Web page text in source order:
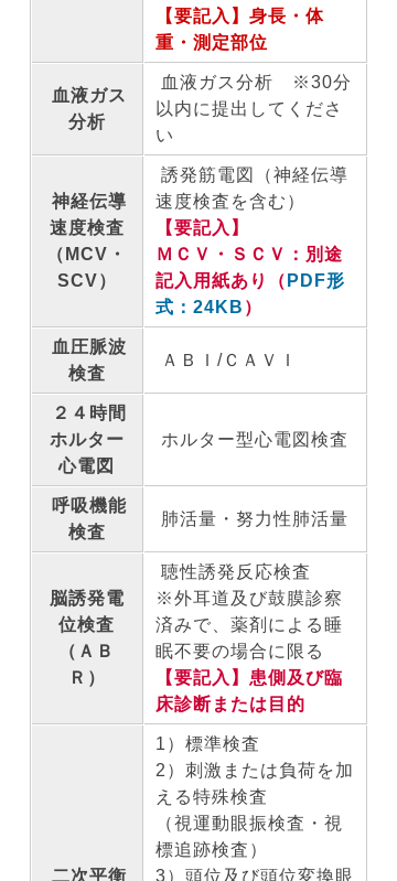
【要記入】身長・体
重・測定部位
血液ガス
分析
血液ガス分析 ※30分
以内に提出してくださ
い
神経伝導
速度検査
（MCV・
SCV）
誘発筋電図（神経伝導
速度検査を含む）
【要記入】
ＭＣＶ・ＳＣＶ：別途
記入用紙あり（ PDF形
式：24KB ）
血圧脈波
検査
ＡＢＩ/ＣＡＶＩ
２４時間
ホルター
心電図
ホルター型心電図検査
呼吸機能
検査
肺活量・努力性肺活量
脳誘発電
位検査
（ＡＢ
Ｒ）
聴性誘発反応検査
※外耳道及び鼓膜診察
済みで、薬剤による睡
眠不要の場合に限る
【要記入】患側及び臨
床診断または目的
二次平衡
1）標準検査
2）刺激または負荷を加
える特殊検査
（視運動眼振検査・視
標追跡検査）
3）頭位及び頭位変換眼